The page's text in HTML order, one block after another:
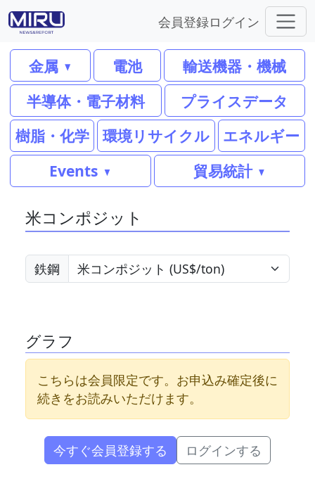
会員登録ログイン
金属 電池
輸送機器・機械
半導体・電子材料
プライスデータ
樹脂・化学
環境リサイクル
エネルギー
Events
貿易統計
米コンポジット
鉄鋼
グラフ
こちらは会員限定です。お申込み確定後に
続きをお読みいただけます。
今すぐ会員登録する ログインする